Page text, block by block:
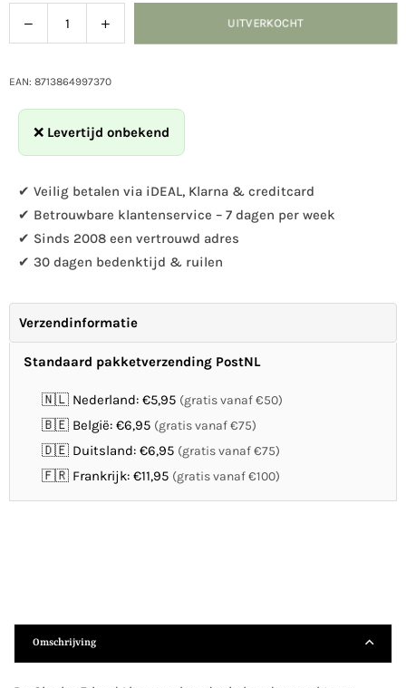
Hoeveelheid
Verlaag
de
voor
Lisa
Verhoog
de
voor
Lisa
UITVERKOCHT
EAN: 8713864997370
❌ Levertijd onbekend
✔ Veilig betalen via iDEAL, Klarna & creditcard
✔ Betrouwbare klantenservice – 7 dagen per week
✔ Sinds 2008 een vertrouwd adres
✔ 30 dagen bedenktijd & ruilen
Verzendinformatie
Standaard pakketverzending PostNL
🇳🇱 Nederland: €5,95 (gratis vanaf €50)
🇧🇪 België: €6,95 (gratis vanaf €75)
🇩🇪 Duitsland: €6,95 (gratis vanaf €75)
🇫🇷 Frankrijk: €11,95 (gratis vanaf €100)
Omschrijving